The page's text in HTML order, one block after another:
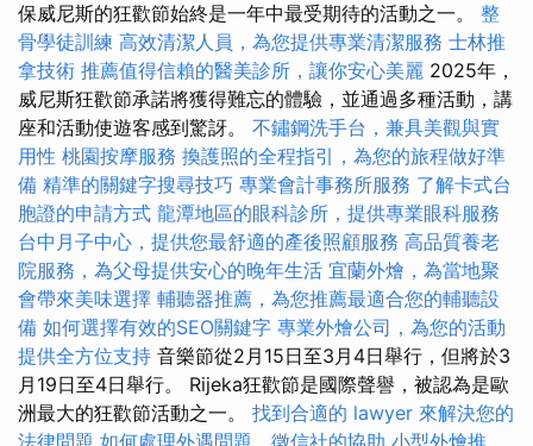
保威尼斯的狂歡節始終是一年中最受期待的活動之一。 整
骨學徒訓練 高效清潔人員，為您提供專業清潔服務 士林推
拿技術 推薦值得信賴的醫美診所，讓你安心美麗 2025年，
威尼斯狂歡節承諾將獲得難忘的體驗，並通過多種活動，講
座和活動使遊客感到驚訝。 不鏽鋼洗手台，兼具美觀與實
用性 桃園按摩服務 換護照的全程指引，為您的旅程做好準
備 精準的關鍵字搜尋技巧 專業會計事務所服務 了解卡式台
胞證的申請方式 龍潭地區的眼科診所，提供專業眼科服務
台中月子中心，提供您最舒適的產後照顧服務 高品質養老
院服務，為父母提供安心的晚年生活 宜蘭外燴，為當地聚
會帶來美味選擇 輔聽器推薦，為您推薦最適合您的輔聽設
備 如何選擇有效的SEO關鍵字 專業外燴公司，為您的活動
提供全方位支持 音樂節從2月15日至3月4日舉行，但將於3
月19日至4日舉行。 Rijeka狂歡節是國際聲譽，被認為是歐
洲最大的狂歡節活動之一。 找到合適的 lawyer 來解決您的
法律問題 如何處理外遇問題，徵信社的協助 小型外燴推